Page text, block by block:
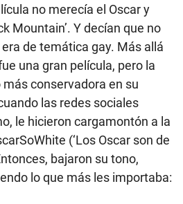
no merecía el Oscar y
Mountain’. Y decían que no
de temática gay. Más allá
una gran película, pero la
conservadora en su
las redes sociales
le hicieron cargamontón a la
(‘Los Oscar son de
bajaron su tono,
lo que más les importaba: